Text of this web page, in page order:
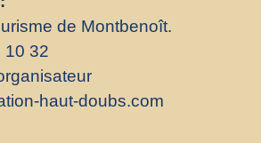
de Montbenoît.
10 32
haut-doubs.com